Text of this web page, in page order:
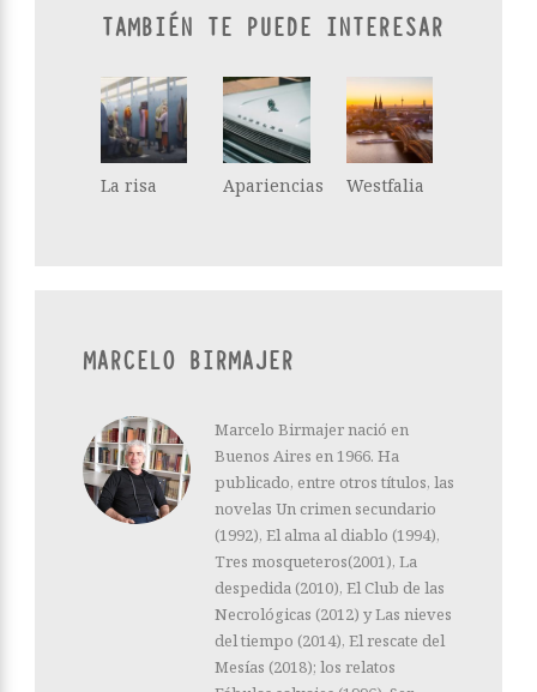
TAMBIÉN TE PUEDE INTERESAR
La risa Apariencias Westfalia
MARCELO BIRMAJER
Marcelo Birmajer nació en
Buenos Aires en 1966. Ha
publicado, entre otros títulos, las
novelas Un crimen secundario
(1992), El alma al diablo (1994),
Tres mosqueteros(2001), La
despedida (2010), El Club de las
Necrológicas (2012) y Las nieves
del tiempo (2014), El rescate del
Mesías (2018); los relatos